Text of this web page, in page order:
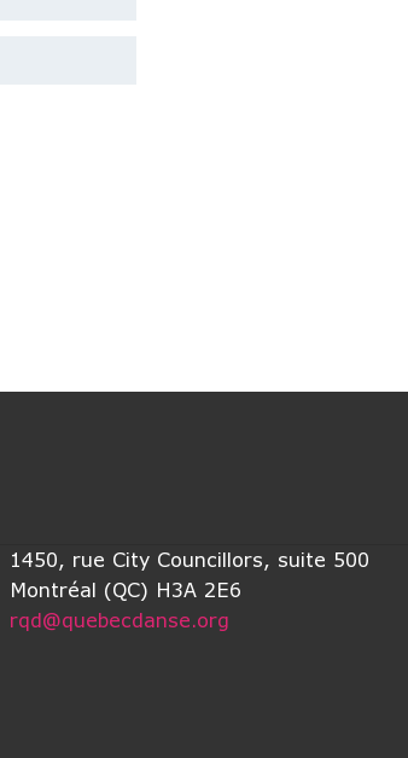
1450, rue City Councillors, suite 500
Montréal (QC) H3A 2E6
rqd@quebecdanse.org